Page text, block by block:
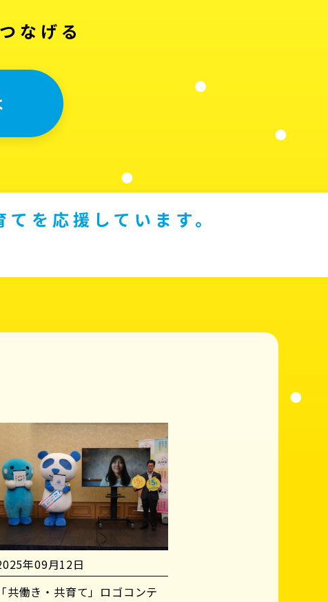
なげる
を応援しています。
年09月12日
「共働き・共育て」ロゴコンテ